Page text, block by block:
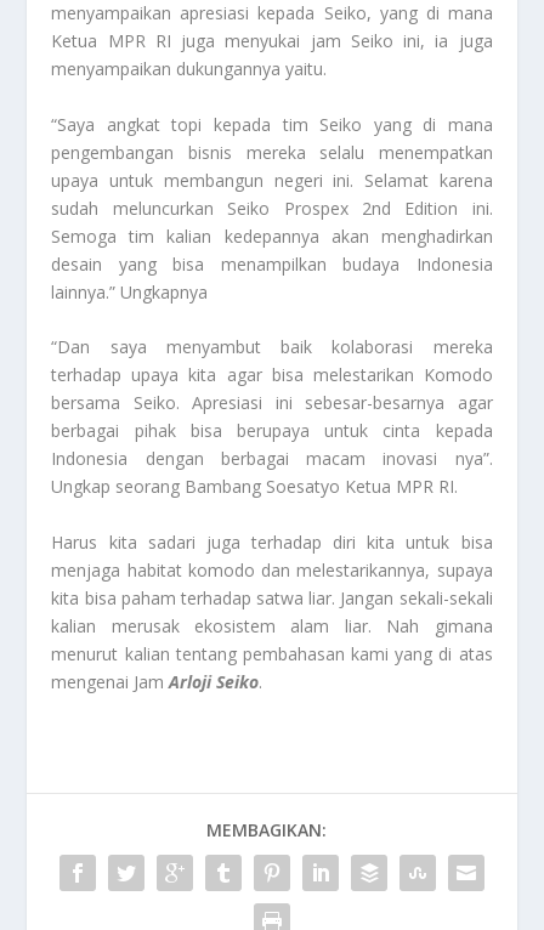
menyampaikan apresiasi kepada Seiko, yang di mana
Ketua MPR RI juga menyukai jam Seiko ini, ia juga
menyampaikan dukungannya yaitu.
“Saya angkat topi kepada tim Seiko yang di mana
pengembangan bisnis mereka selalu menempatkan
upaya untuk membangun negeri ini. Selamat karena
sudah meluncurkan Seiko Prospex 2nd Edition ini.
Semoga tim kalian kedepannya akan menghadirkan
desain yang bisa menampilkan budaya Indonesia
lainnya.” Ungkapnya
“Dan saya menyambut baik kolaborasi mereka
terhadap upaya kita agar bisa melestarikan Komodo
bersama Seiko. Apresiasi ini sebesar-besarnya agar
berbagai pihak bisa berupaya untuk cinta kepada
Indonesia dengan berbagai macam inovasi nya”.
Ungkap seorang Bambang Soesatyo Ketua MPR RI.
Harus kita sadari juga terhadap diri kita untuk bisa
menjaga habitat komodo dan melestarikannya, supaya
kita bisa paham terhadap satwa liar. Jangan sekali-sekali
kalian merusak ekosistem alam liar. Nah gimana
menurut kalian tentang pembahasan kami yang di atas
mengenai JamArloji Seiko.
MEMBAGIKAN: